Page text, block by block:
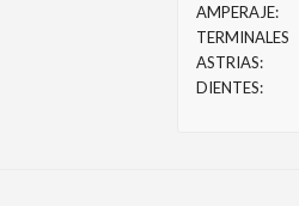
AMPERAJE:
TERMINALES
ASTRIAS:
DIENTES: